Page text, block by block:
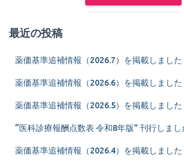
最近の投稿
薬価基準追補情報（2026.7）を掲載しました
薬価基準追補情報（2026.6）を掲載しました
薬価基準追補情報（2026.5）を掲載しました
“医科診療報酬点数表 令和8年版” 刊行しまし
薬価基準追補情報（2026.4）を掲載しました